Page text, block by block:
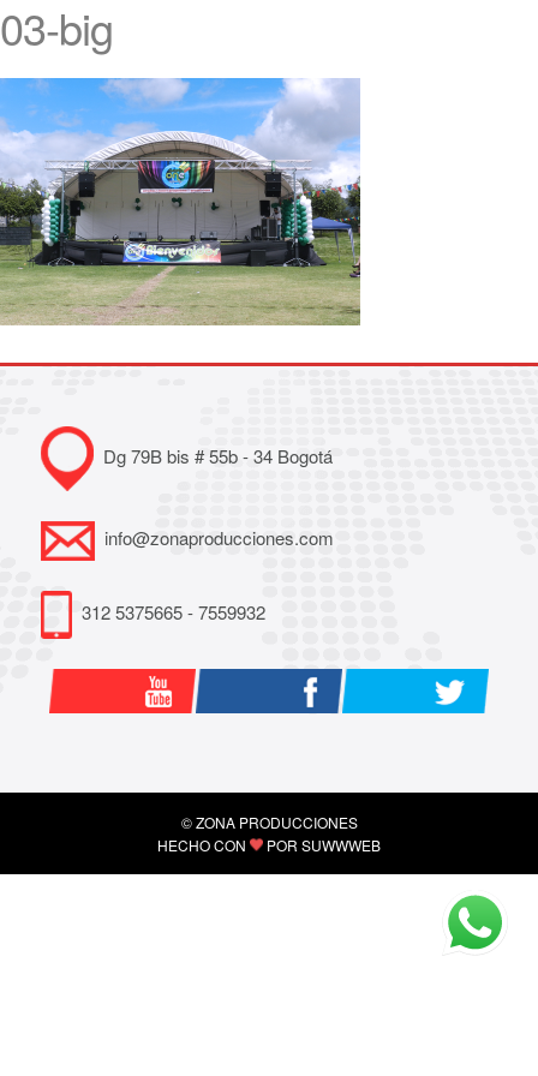
03-big
Dg 79B bis # 55b - 34 Bogotá
info@zonaproducciones.com
312 5375665 - 7559932
© ZONA PRODUCCIONES
HECHO CON
POR SUWWWEB